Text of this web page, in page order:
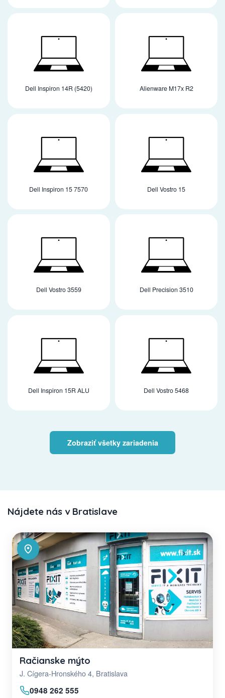
Dell Inspiron 14R (5420) Alienware M17x R2
Dell Inspiron 15 7570 Dell Vostro 15
Dell Vostro 3559 Dell Precision 3510
Dell Inspiron 15R ALU Dell Vostro 5468
Zobraziť všetky zariadenia
Nájdete nás v Bratislave
Račianske mýto
J. Cígera-Hronského 4, Bratislava
0948 262 555